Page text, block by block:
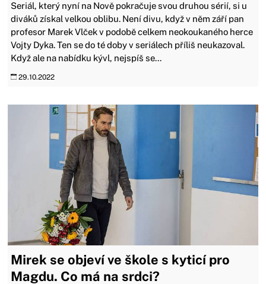
Seriál, který nyní na Nově pokračuje svou druhou sérií, si u
diváků získal velkou oblibu. Není divu, když v něm září pan
profesor Marek Vlček v podobě celkem neokoukaného herce
Vojty Dyka. Ten se do té doby v seriálech příliš neukazoval.
Když ale na nabídku kývl, nejspíš se...
29.10.2022
Mirek se objeví ve škole s kyticí pro
Magdu. Co má na srdci?